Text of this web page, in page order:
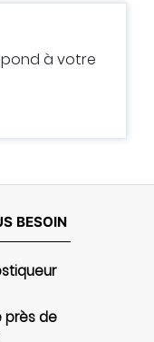
à votre
BESOIN
près de